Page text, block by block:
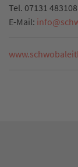
Tel. 07131 483108
E-Mail: info@